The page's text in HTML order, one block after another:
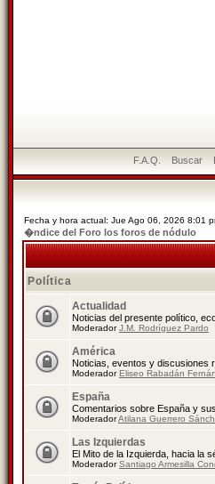
F.A.Q. Buscar
Fecha y hora actual: Jue Ago 06, 2026 8:01
�ndice del Foro los foros de nódulo
Política
Actualidad
Noticias del presente político,
ModeradorJ.M. Rodríguez Pardo
América
Noticias, eventos y discusiones
ModeradorEliseo Rabadán
España
Comentarios sobre España y
ModeradorAtilana Guerrero
Las Izquierdas
El Mito de la Izquierda, hacia la
ModeradorSantiago Armesilla